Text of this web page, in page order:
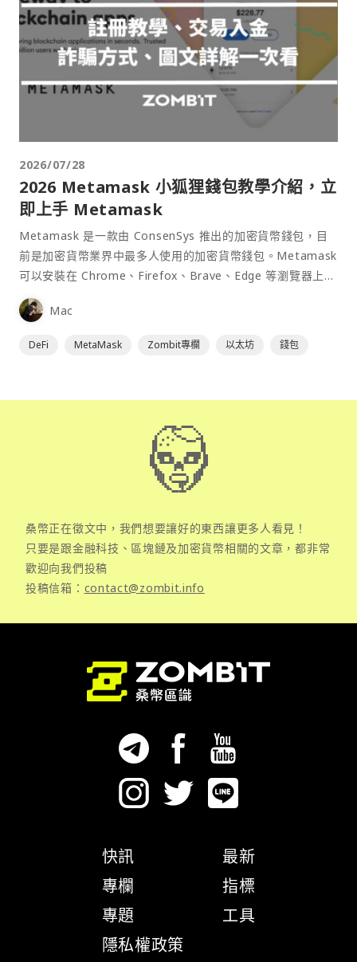
2026/07/28
2026 Metamask 小狐狸錢包教學介紹，立
即上手 Metamask
Metamask 是一款由 ConsenSys 推出的加密貨幣錢包，目
前是加密貨幣業界中最多人使用的加密貨幣錢包。Metamask
可以安裝在 Chrome、Firefox、Brave、Edge 等瀏覽器上作
為插件使用，具備許多功能且使用上非常方便。
Mac
DeFi MetaMask Zombit專欄 以太坊 錢包
桑幣正在徵文中，我們想要讓好的東西讓更多人看見！
只要是跟金融科技、區塊鏈及加密貨幣相關的文章，都非常
歡迎向我們投稿
投稿信箱： contact@zombit.info
快訊
專欄
專題
隱私權政策
最新
指標
工具